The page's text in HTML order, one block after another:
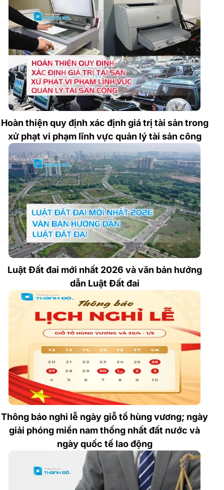
Hoàn thiện quy định xác định giá trị tài sản trong
xử phạt vi phạm lĩnh vực quản lý tài sản công
Luật Đất đai mới nhất 2026 và văn bản hướng
dẫn Luật Đất đai
Thông báo nghỉ lễ ngày giỗ tổ hùng vương; ngày
giải phóng miền nam thống nhất đất nước và
ngày quốc tế lao động